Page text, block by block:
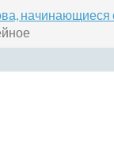
начинающиеся